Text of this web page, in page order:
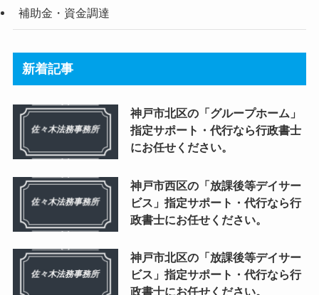
補助金・資金調達
新着記事
神戸市北区の「グループホーム」
指定サポート・代行なら行政書士
にお任せください。
神戸市西区の「放課後等デイサー
ビス」指定サポート・代行なら行
政書士にお任せください。
神戸市北区の「放課後等デイサー
ビス」指定サポート・代行なら行
政書士にお任せください。